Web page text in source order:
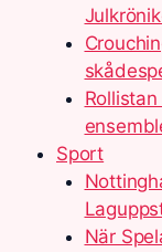
Sport
När